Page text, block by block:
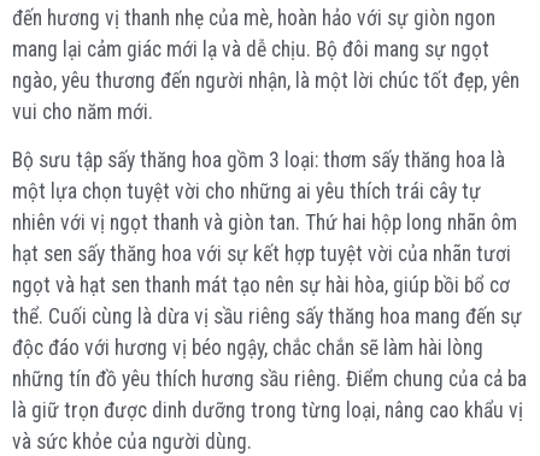
đến hương vị thanh nhẹ của mè, hoàn hảo với sự giòn ngon
mang lại cảm giác mới lạ và dễ chịu. Bộ đôi mang sự ngọt
ngào, yêu thương đến người nhận, là một lời chúc tốt đẹp, yên
vui cho năm mới.
Bộ sưu tập sấy thăng hoa gồm 3 loại: thơm sấy thăng hoa là
một lựa chọn tuyệt vời cho những ai yêu thích trái cây tự
nhiên với vị ngọt thanh và giòn tan. Thứ hai hộp long nhãn ôm
hạt sen sấy thăng hoa với sự kết hợp tuyệt vời của nhãn tươi
ngọt và hạt sen thanh mát tạo nên sự hài hòa, giúp bồi bổ cơ
thể. Cuối cùng là dừa vị sầu riêng sấy thăng hoa mang đến sự
độc đáo với hương vị béo ngậy, chắc chắn sẽ làm hài lòng
những tín đồ yêu thích hương sầu riêng. Điểm chung của cả ba
là giữ trọn được dinh dưỡng trong từng loại, nâng cao khẩu vị
và sức khỏe của người dùng.